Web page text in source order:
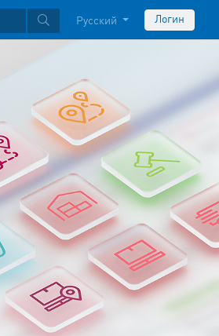
Русский Логин